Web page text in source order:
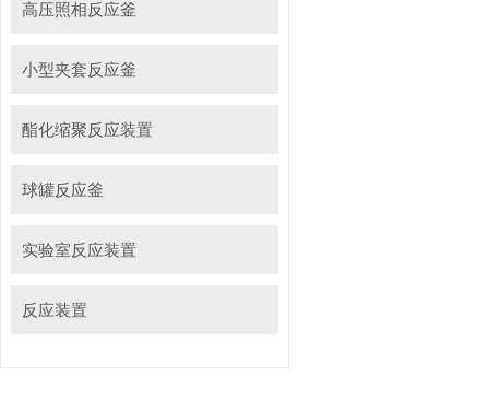
高压照相反应釜
小型夹套反应釜
酯化缩聚反应装置
球罐反应釜
实验室反应装置
反应装置